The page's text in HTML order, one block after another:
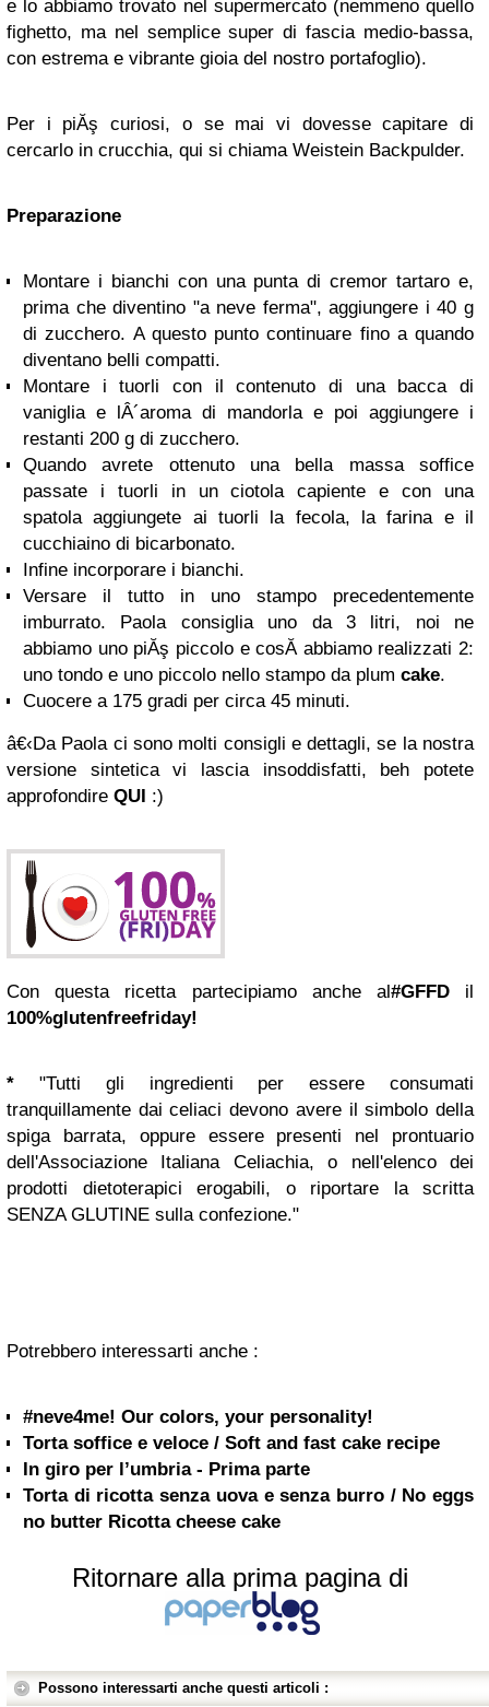
e lo abbiamo trovato nel supermercato (nemmeno quello
fighetto, ma nel semplice super di fascia medio-bassa,
con estrema e vibrante gioia del nostro portafoglio).
Per i piĂş curiosi, o se mai vi dovesse capitare di
cercarlo in crucchia, qui si chiama Weistein Backpulder.
Preparazione
Montare i bianchi con una punta di cremor tartaro e,
prima che diventino "a neve ferma", aggiungere i 40 g
di zucchero. A questo punto continuare fino a quando
diventano belli compatti.
Montare i tuorli con il contenuto di una bacca di
vaniglia e lÂ´aroma di mandorla e poi aggiungere i
restanti 200 g di zucchero.
Quando avrete ottenuto una bella massa soffice
passate i tuorli in un ciotola capiente e con una
spatola aggiungete ai tuorli la fecola, la farina e il
cucchiaino di bicarbonato.
Infine incorporare i bianchi.
Versare il tutto in uno stampo precedentemente
imburrato. Paola consiglia uno da 3 litri, noi ne
abbiamo uno piĂş piccolo e cosĂ­ abbiamo realizzati 2:
uno tondo e uno piccolo nello stampo da plum cake.
Cuocere a 175 gradi per circa 45 minuti.
â€‹Da Paola ci sono molti consigli e dettagli, se la nostra
versione sintetica vi lascia insoddisfatti, beh potete
approfondire QUI :)
Con questa ricetta partecipiamo anche al#GFFDil
100%glutenfreefriday!
* "Tutti gli ingredienti per essere consumati
tranquillamente dai celiaci devono avere il simbolo della
spiga barrata, oppure essere presenti nel prontuario
dell'Associazione Italiana Celiachia, o nell'elenco dei
prodotti dietoterapici erogabili, o riportare la scritta
SENZA GLUTINE sulla confezione."
Potrebbero interessarti anche :
#neve4me! Our colors, your personality!
Torta soffice e veloce / Soft and fast cake recipe
In giro per l’umbria - Prima parte
Torta di ricotta senza uova e senza burro / No eggs
no butter Ricotta cheese cake
Ritornare alla prima pagina di
Possono interessarti anche questi articoli :